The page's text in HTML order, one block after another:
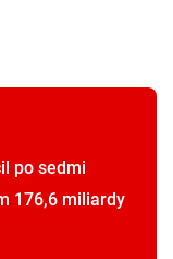
po sedmi
176,6 miliardy